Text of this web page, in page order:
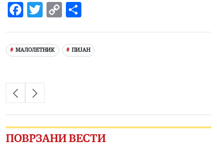
Facebook
Twitter
Copy
МАЛОЛЕТНИК ПИЈАН
ПОВРЗАНИ ВЕСТИ